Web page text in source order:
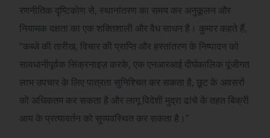
रणनीतिक दृष्टिकोण से, स्थानांतरण का समय कर अनुकूलन और
नियामक दक्षता का एक शक्तिशाली और वैध साधन है। कुमार कहते हैं,
“कब्जे की तारीख, विचार की प्राप्ति और हस्तांतरण के निष्पादन को
सावधानीपूर्वक सिंक्रनाइज़ करके, एक एनआरआई दीर्घकालिक पूंजीगत
लाभ उपचार के लिए पात्रता सुनिश्चित कर सकता है, छूट के अवसरों
को अधिकतम कर सकता है और लागू विदेशी मुद्रा ढांचे के तहत बिक्री
आय के प्रत्यावर्तन को सुव्यवस्थित कर सकता है।”